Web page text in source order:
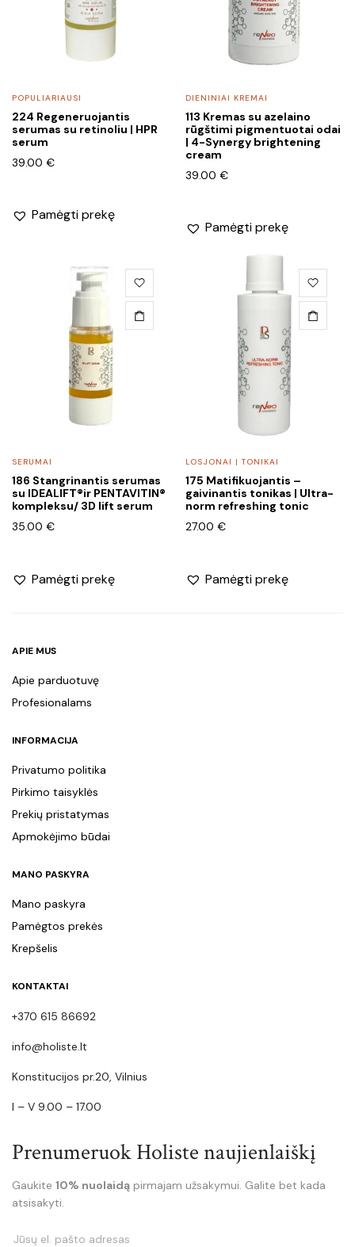
POPULIARIAUSI
224 Regeneruojantis
serumas su retinoliu | HPR
serum
39.00 €
Pamėgti prekę
DIENINIAI KREMAI
113 Kremas su azelaino
rūgštimi pigmentuotai odai
| 4-Synergy brightening
cream
39.00 €
Pamėgti prekę
SERUMAI
186 Stangrinantis serumas
su IDEALIFT®ir PENTAVITIN®
kompleksu/ 3D lift serum
35.00 €
Pamėgti prekę
LOSJONAI | TONIKAI
175 Matifikuojantis –
gaivinantis tonikas | Ultra-
norm refreshing tonic
27.00 €
Pamėgti prekę
APIE MUS
Apie parduotuvę
Profesionalams
INFORMACIJA
Privatumo politika
Pirkimo taisyklės
Prekių pristatymas
Apmokėjimo būdai
MANO PASKYRA
Mano paskyra
Pamėgtos prekės
Krepšelis
KONTAKTAI
+370 615 86692
info@holiste.lt
Konstitucijos pr.20, Vilnius
I – V 9.00 – 17.00
Prenumeruok Holiste naujienlaiškį
Gaukite 10% nuolaidą pirmajam užsakymui. Galite bet kada
atsisakyti.